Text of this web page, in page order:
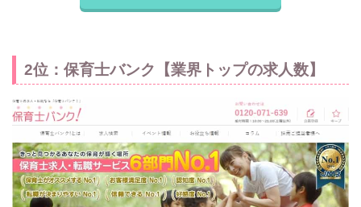
2位：保育士バンク【業界トップの求人数】